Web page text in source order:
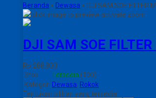
Beranda » Dewasa » DJI SAM SOE FILTER
click image to preview activate zoom
DJI SAM SOE
Rp 288.800
Stok
Tersedia (100)
Kategori Dewasa, Rokok
Tentukan pilihan yang tersedia!